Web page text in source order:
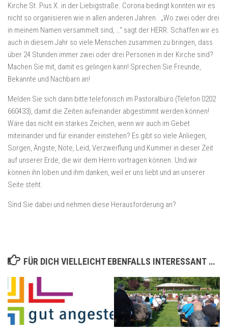
Kirche St. Pius X. in der Liebigstraße. Corona bedingt konnten wir es
nicht so organisieren wie in allen anderen Jahren. „Wo zwei oder drei
in meinem Namen versammelt sind, …“ sagt der HERR. Schaffen wir es
auch in diesem Jahr so viele Menschen zusammen zu bringen, dass
über 24 Stunden immer zwei oder drei Personen in der Kirche sind?
Machen Sie mit, damit es gelingen kann! Sprechen Sie Freunde,
Bekannte und Nachbarn an!
Melden Sie sich dann bitte telefonisch im Pastoralbüro (Telefon 0202
660433), damit die Zeiten aufeinander abgestimmt werden können!
Wäre das nicht ein starkes Zeichen, wenn wir auch im Gebet
miteinander und für einander einstehen? Es gibt so viele Anliegen,
Sorgen, Ängste, Nöte, Leid, Verzweiflung und Kummer in dieser Zeit
auf unserer Erde, die wir dem Herrn vortragen können. Und wir
können ihn loben und ihm danken, weil er uns liebt und an unserer
Seite steht.
Sind Sie dabei und nehmen diese Herausforderung an?
FÜR DICH VIELLEICHT EBENFALLS INTERESSANT …